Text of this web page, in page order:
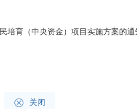
培育（中央资金）项目实施方案的
 关闭